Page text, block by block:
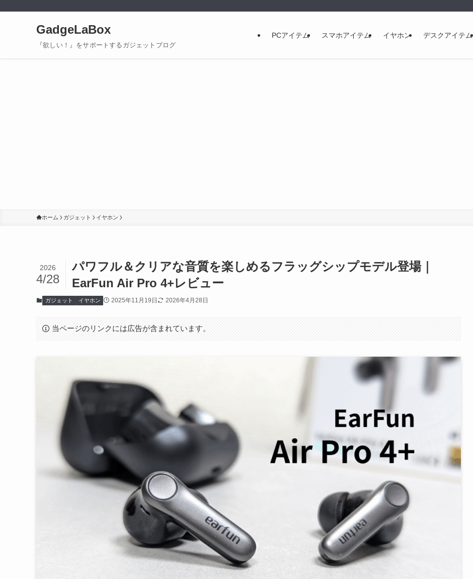
GadgeLaBox
『欲しい！』をサポートするガジェットブログ
PCアイテム スマホアイテム イヤホン デスクアイテム
ホーム ガジェット イヤホン
パワフル＆クリアな音質を楽しめるフラッグシップモデル登場｜
EarFun Air Pro 4+レビュー
2026
4/28
ガジェット イヤホン 2025年11月19日 2026年4月28日
当ページのリンクには広告が含まれています。